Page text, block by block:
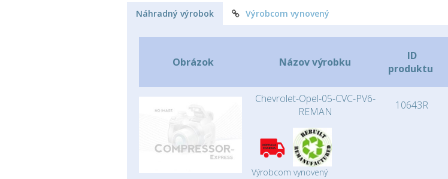
Náhradný výrobok Výrobcom vynovený
Obrázok Názov výrobku
ID
produktu
Chevrolet-Opel-05-CVC-PV6-
REMAN
10643R
Výrobcom vynovený